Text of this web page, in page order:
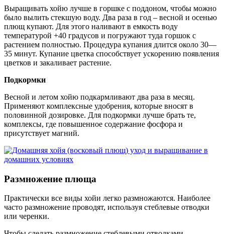
Выращивать хойю лучше в горшке с поддоном, чтобы можно
было вылить стекшую воду. Два раза в год – весной и осенью
плющ купают. Для этого наливают в емкость воду
температурой +40 градусов и погружают туда горшок с
растением полностью. Процедура купания длится около 30—
35 минут. Купание цветка способствует ускорению появления
цветков и закаливает растение.
Подкормки
Весной и летом хойю подкармливают два раза в месяц.
Применяют комплексные удобрения, которые вносят в
половинной дозировке. Для подкормки лучше брать те,
комплексы, где повышенное содержание фосфора и
присутствует магний.
Размножение плюща
Практически все виды хойи легко размножаются. Наиболее
часто размножение проводят, используя стеблевые отводки
или черенки.